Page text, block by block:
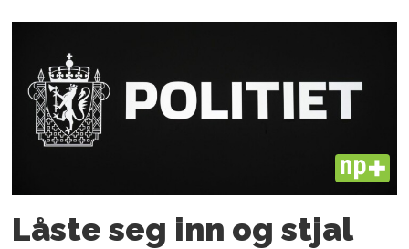
PLUS
Låste seg inn og stjal